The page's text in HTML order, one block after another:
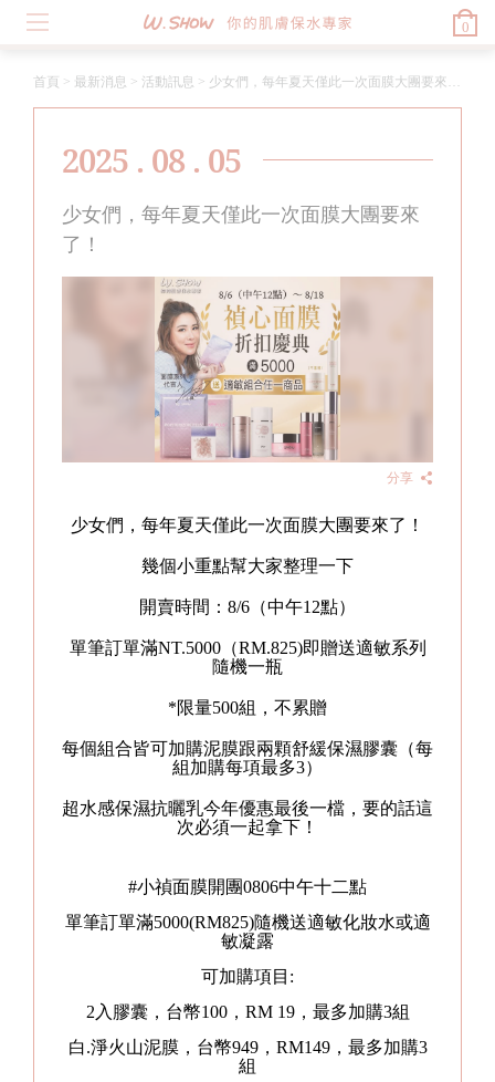
0
首頁 > 最新消息 > 活動訊息 > 少女們，每年夏天僅此一次面膜大團要來了！
2025 . 08 . 05
少女們，每年夏天僅此一次面膜大團要來
了！
分享
少女們，每年夏天僅此一次面膜大團要來了！
幾個小重點幫大家整理一下
開賣時間：8/6（中午12點）
單筆訂單滿NT.5000（RM.825)即贈送適敏系列
隨機一瓶
*限量500組，不累贈
每個組合皆可加購泥膜跟兩顆舒緩保濕膠囊（每
組加購每項最多3）
超水感保濕抗曬乳今年優惠最後一檔，要的話這
次必須一起拿下！
#小禎面膜開團0806中午十二點
單筆訂單滿5000(RM825)隨機送適敏化妝水或適
敏凝露
可加購項目:
2入膠囊，台幣100，RM 19，最多加購3組
白.淨火山泥膜，台幣949，RM149，最多加購3
組